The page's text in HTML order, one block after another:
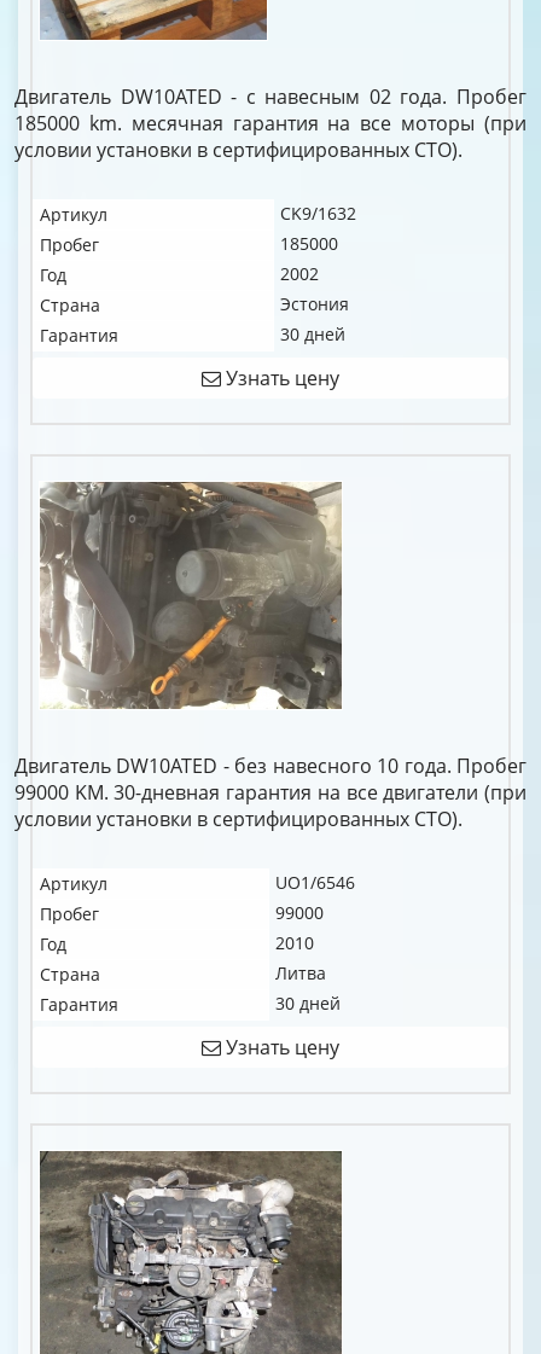
Двигатель DW10ATED - с навесным 02 года. Пробег
185000 km. месячная гарантия на все моторы (при
условии установки в сертифицированных СТО).
Артикул
CK9/1632
Пробег
185000
Год
2002
Страна
Эстония
Гарантия
30 дней
Узнать цену
Двигатель DW10ATED - без навесного 10 года. Пробег
99000 KM. 30-дневная гарантия на все двигатели (при
условии установки в сертифицированных СТО).
Артикул
UO1/6546
Пробег
99000
Год
2010
Страна
Литва
Гарантия
30 дней
Узнать цену